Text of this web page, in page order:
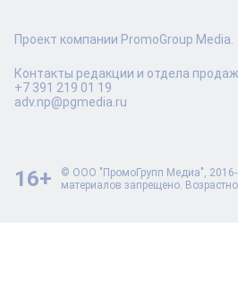
Проект компании PromoGroup Media.
Контакты редакции и отдела
+7 391 219 01 19
adv.np@pgmedia.ru
© ООО "ПромоГрупп Медиа",
материалов запрещено.
16+